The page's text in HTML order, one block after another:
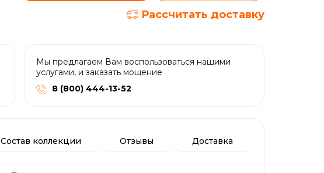
Рассчитать доставку
Мы предлагаем Вам воспользоваться нашими
услугами, и заказать мощение
8 (800) 444-13-52
Состав коллекции Отзывы Доставка